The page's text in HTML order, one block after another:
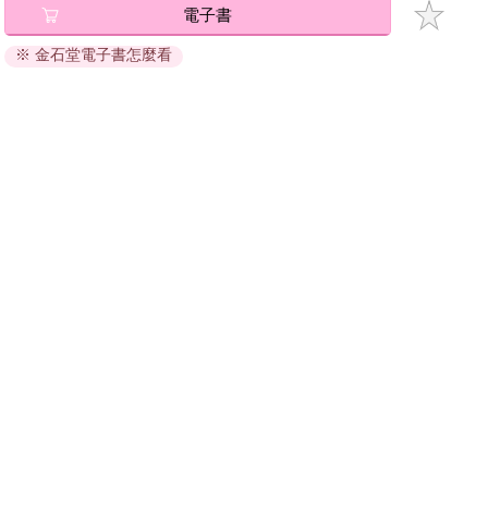
退換貨須知：
因版權保護，您在金石堂所購買的電子書僅能以金石堂專屬
電子書
※ 金石堂電子書怎麼看